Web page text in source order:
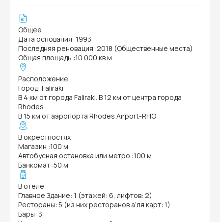
Общее
Дата основания :1993
Последняя реновация :2018 (Общественные места)
Общая площадь :10 000 кв.м.
Расположение
Город :Faliraki
В 4 км от города Faliraki. В 12 км от центра города
Rhodes
В 15 км от аэропорта Rhodes Airport-RHO
В окрестностях
Магазин :100 м
Автобусная остановка или метро :100 м
Банкомат :50 м
В отеле
Главное Здание: 1 (этажей: 6, лифтов: 2)
Рестораны: 5 (из них ресторанов а’ля карт: 1)
Бары: 3